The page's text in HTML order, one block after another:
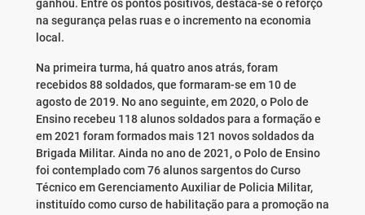
ganhou. Entre os pontos positivos, destaca-se o reforço
na segurança pelas ruas e o incremento na economia
local.
Na primeira turma, há quatro anos atrás, foram
recebidos 88 soldados, que formaram-se em 10 de
agosto de 2019. No ano seguinte, em 2020, o Polo de
Ensino recebeu 118 alunos soldados para a formação e
em 2021 foram formados mais 121 novos soldados da
Brigada Militar. Ainda no ano de 2021, o Polo de Ensino
foi contemplado com 76 alunos sargentos do Curso
Técnico em Gerenciamento Auxiliar de Policia Militar,
instituído como curso de habilitação para a promoção na